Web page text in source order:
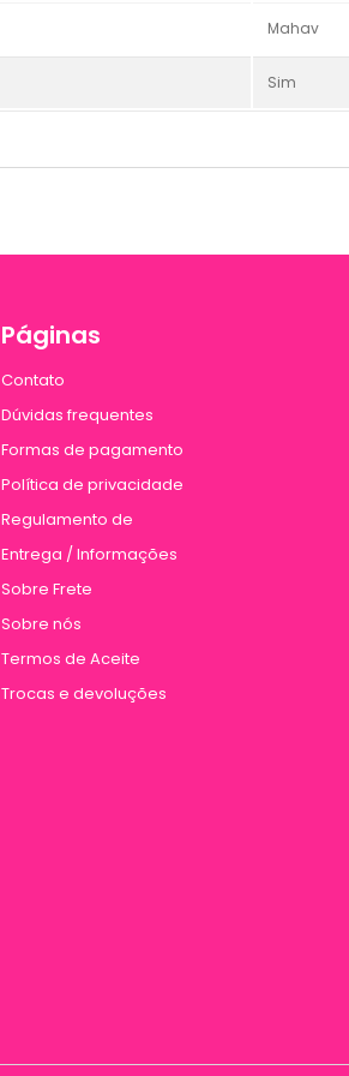
Mahav
Sim
Páginas
Contato
Dúvidas frequentes
Formas de pagamento
Política de privacidade
Regulamento de
Entrega / Informações
Sobre Frete
Sobre nós
Termos de Aceite
Trocas e devoluções